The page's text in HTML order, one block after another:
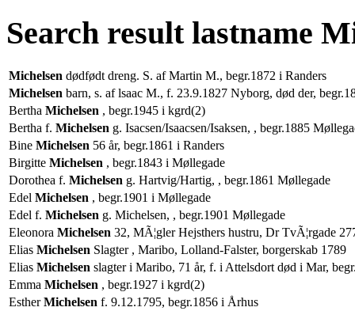
Search result lastname
Michelsen dødfødt dreng. S. af Martin M., begr.1872 i Randers
Michelsen barn, s. af lsaac M., f. 23.9.1827 Nyborg, død der,
Bertha Michelsen , begr.1945 i kgrd(2)
Bertha f. Michelsen g. Isacsen/Isaacsen/Isaksen, , begr.1885
Bine Michelsen 56 år, begr.1861 i Randers
Birgitte Michelsen , begr.1843 i Møllegade
Dorothea f. Michelsen g. Hartvig/Hartig, , begr.1861 Møllegade
Edel Michelsen , begr.1901 i Møllegade
Edel f. Michelsen g. Michelsen, , begr.1901 Møllegade
Eleonora Michelsen 32, MÃ¦gler Hejsthers hustru, Dr TvÃ¦rgade
Elias Michelsen Slagter , Maribo, Lolland-Falster, borgerskab 1789
Elias Michelsen slagter i Maribo, 71 år, f. i Attelsdort død i Mar,
Emma Michelsen , begr.1927 i kgrd(2)
EstherMichelsen f. 9.12.1795, begr.1856 i Århus